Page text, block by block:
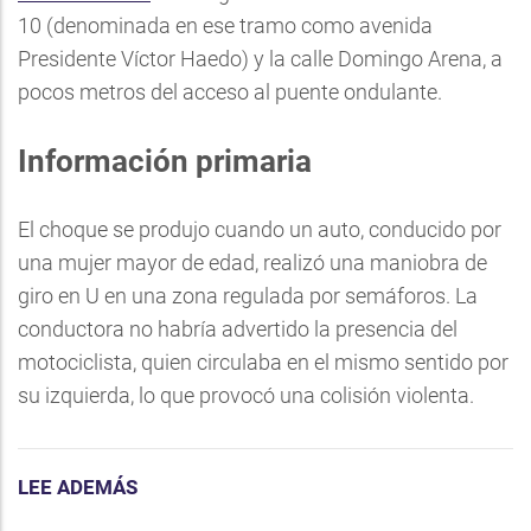
10 (denominada en ese tramo como avenida
Presidente Víctor Haedo) y la calle Domingo Arena, a
pocos metros del acceso al puente ondulante.
Información primaria
El choque se produjo cuando un auto, conducido por
una mujer mayor de edad, realizó una maniobra de
giro en U en una zona regulada por semáforos. La
conductora no habría advertido la presencia del
motociclista, quien circulaba en el mismo sentido por
su izquierda, lo que provocó una colisión violenta.
LEE ADEMÁS